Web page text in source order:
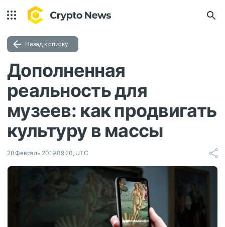
Назад к списку
Дополненная
реальность для
музеев: как продвигать
культуру в массы
28 Февраль 2019 09:20, UTC